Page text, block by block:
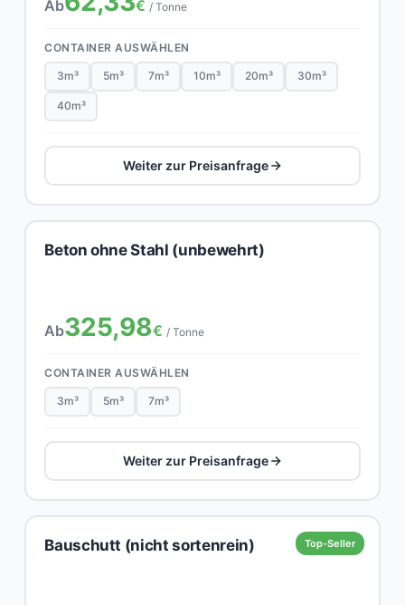
Ab € / Tonne
CONTAINER AUSWÄHLEN
3m³ 5m³ 7m³ 10m³ 20m³ 30m³
40m³
Weiter zur Preisanfrage
Beton ohne Stahl (unbewehrt)
Ab325,98€ / Tonne
CONTAINER AUSWÄHLEN
3m³ 5m³ 7m³
Weiter zur Preisanfrage
Top-Seller
Bauschutt (nicht sortenrein)